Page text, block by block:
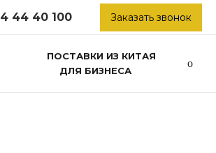
44 40 100 Заказать звонок
ПОСТАВКИ ИЗ КИТАЯ
ДЛЯ БИЗНЕСА